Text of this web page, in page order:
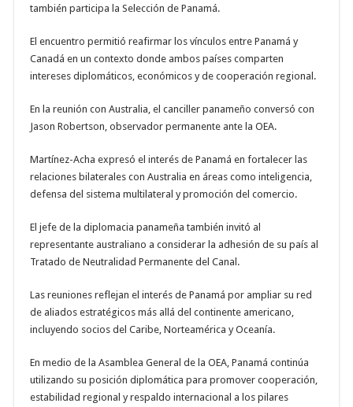
también participa la Selección de Panamá.
El encuentro permitió reafirmar los vínculos entre Panamá y
Canadá en un contexto donde ambos países comparten
intereses diplomáticos, económicos y de cooperación regional.
En la reunión con Australia, el canciller panameño conversó con
Jason Robertson, observador permanente ante la OEA.
Martínez-Acha expresó el interés de Panamá en fortalecer las
relaciones bilaterales con Australia en áreas como inteligencia,
defensa del sistema multilateral y promoción del comercio.
El jefe de la diplomacia panameña también invitó al
representante australiano a considerar la adhesión de su país al
Tratado de Neutralidad Permanente del Canal.
Las reuniones reflejan el interés de Panamá por ampliar su red
de aliados estratégicos más allá del continente americano,
incluyendo socios del Caribe, Norteamérica y Oceanía.
En medio de la Asamblea General de la OEA, Panamá continúa
utilizando su posición diplomática para promover cooperación,
estabilidad regional y respaldo internacional a los pilares